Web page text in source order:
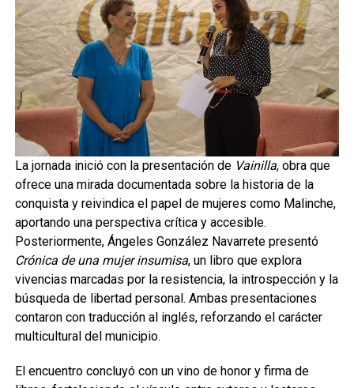
La jornada inició con la presentación de Vainilla, obra que
ofrece una mirada documentada sobre la historia de la
conquista y reivindica el papel de mujeres como Malinche,
aportando una perspectiva crítica y accesible.
Posteriormente, Ángeles González Navarrete presentó
Crónica de una mujer insumisa, un libro que explora
vivencias marcadas por la resistencia, la introspección y la
búsqueda de libertad personal. Ambas presentaciones
contaron con traducción al inglés, reforzando el carácter
multicultural del municipio.
El encuentro concluyó con un vino de honor y firma de